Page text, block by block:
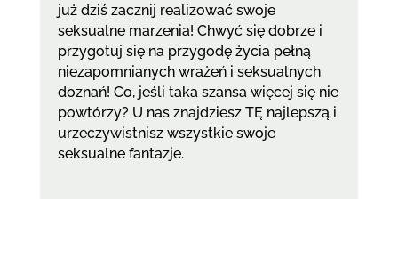
już dziś zacznij realizować swoje
seksualne marzenia! Chwyć się dobrze i
przygotuj się na przygodę życia pełną
niezapomnianych wrażeń i seksualnych
doznań! Co, jeśli taka szansa więcej się nie
powtórzy? U nas znajdziesz TĘ najlepszą i
urzeczywistnisz wszystkie swoje
seksualne fantazje.